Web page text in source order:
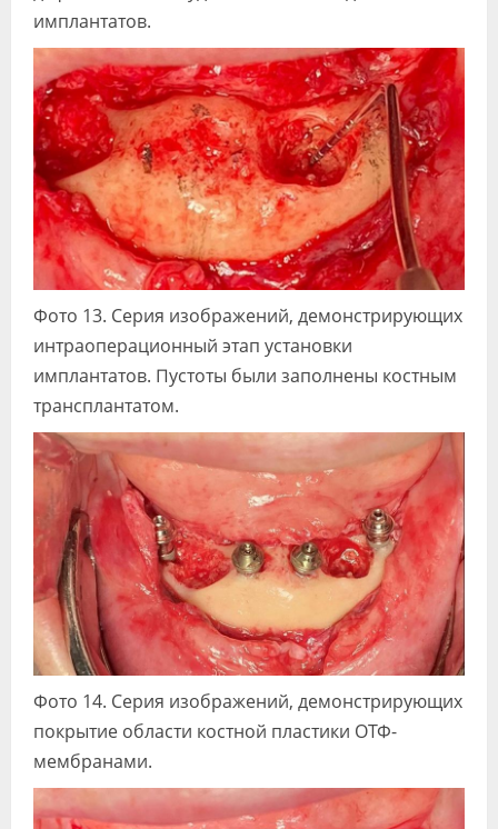
имплантатов.
Фото 13. Серия изображений, демонстрирующих
интраоперационный этап установки
имплантатов. Пустоты были заполнены костным
трансплантатом.
Фото 14. Серия изображений, демонстрирующих
покрытие области костной пластики ОТФ-
мембранами.